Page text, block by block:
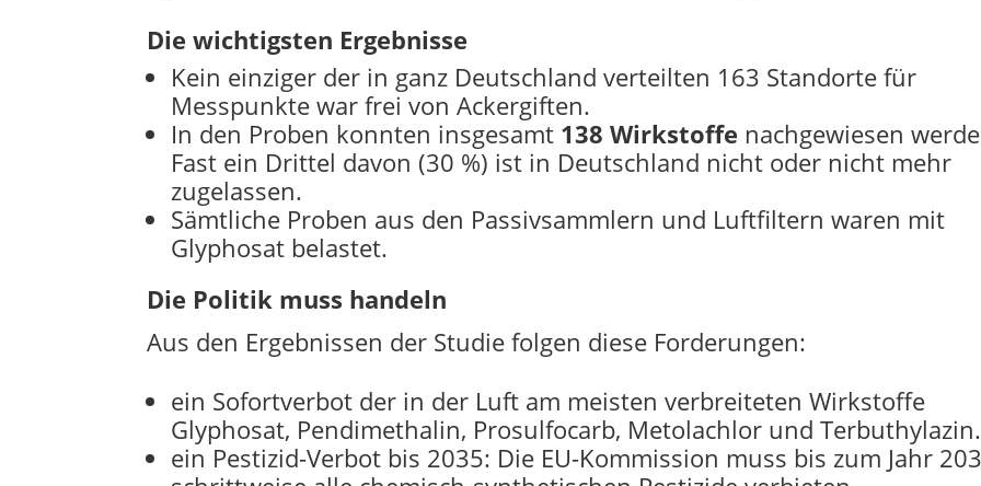
Die wichtigsten Ergebnisse
Kein einziger der in ganz Deutschland verteilten 163 Standorte für
Messpunkte war frei von Ackergiften.
In den Proben konnten insgesamt 138 Wirkstoffe nachgewiesen
Fast ein Drittel davon (30 %) ist in Deutschland nicht oder nicht mehr
zugelassen.
Sämtliche Proben aus den Passivsammlern und Luftfiltern waren mit
Glyphosat belastet.
Die Politik muss handeln
Aus den Ergebnissen der Studie folgen diese Forderungen:
ein Sofortverbot der in der Luft am meisten verbreiteten Wirkstoffe
Glyphosat, Pendimethalin, Prosulfocarb, Metolachlor und Terbuthylazin.
ein Pestizid-Verbot bis 2035: Die EU-Kommission muss bis zum Jahr